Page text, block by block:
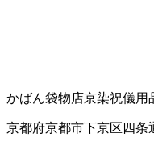
かばん袋物店京染祝儀用
京都府京都市下京区四条